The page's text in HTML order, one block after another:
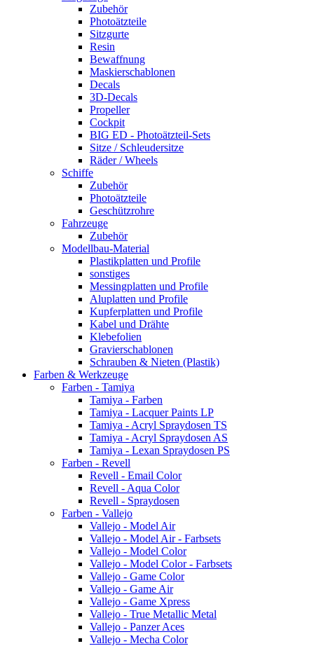
Zubehör
Photoätzteile
Sitzgurte
Resin
Bewaffnung
Maskierschablonen
Decals
3D-Decals
Propeller
Cockpit
BIG ED - Photoätzteil-Sets
Sitze / Schleudersitze
Räder / Wheels
Schiffe
Zubehör
Photoätzteile
Geschützrohre
Fahrzeuge
Zubehör
Modellbau-Material
Plastikplatten und Profile
sonstiges
Messingplatten und Profile
Aluplatten und Profile
Kupferplatten und Profile
Kabel und Drähte
Klebefolien
Gravierschablonen
Schrauben & Nieten (Plastik)
Farben & Werkzeuge
Farben - Tamiya
Tamiya - Farben
Tamiya - Lacquer Paints LP
Tamiya - Acryl Spraydosen TS
Tamiya - Acryl Spraydosen AS
Tamiya - Lexan Spraydosen PS
Farben - Revell
Revell - Email Color
Revell - Aqua Color
Revell - Spraydosen
Farben - Vallejo
Vallejo - Model Air
Vallejo - Model Air - Farbsets
Vallejo - Model Color
Vallejo - Model Color - Farbsets
Vallejo - Game Color
Vallejo - Game Air
Vallejo - Game Xpress
Vallejo - True Metallic Metal
Vallejo - Panzer Aces
Vallejo - Mecha Color